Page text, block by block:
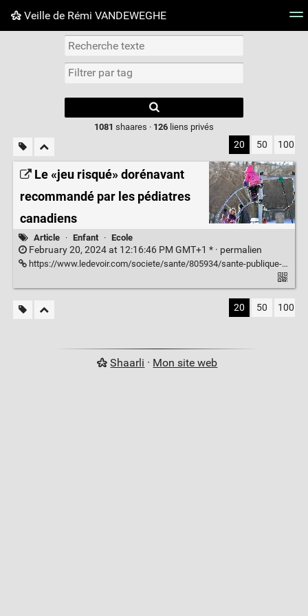
Veille de Rémi VANDEWEGHE
Nuage de tags Mur d'images
results.
1081 shaares · 126liens privés
20 50 100
Le «jeu risqué» dorénavant
recommandé par les pédiatres
canadiens
Article · Enfant · Ecole
February 20, 2024 at 12:16:46 PM GMT+1 * · permalien
https://www.ledevoir.com/societe/sante/805934/sante-publique-jeu-risque-dorenavant-recommande-pediatres?
20 50 100
Shaarli · Mon site web